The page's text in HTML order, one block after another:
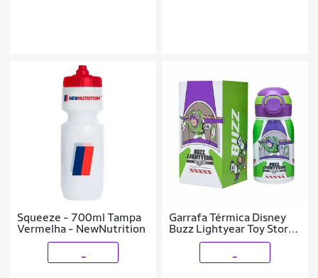
Squeeze - 700ml Tampa
Vermelha - NewNutrition
Garrafa Térmica Disney
Buzz Lightyear Toy Story
Inox Bocal Duplo 500ML